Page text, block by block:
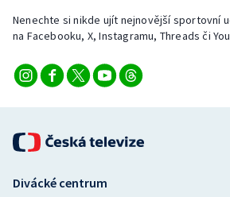
Short track
Sportovní střelba
Triatlon
Veslování
Nenechte si nikde ujít nejnovější sportovní
na Facebooku, X, Instagramu, Threads či
Divácké centrum